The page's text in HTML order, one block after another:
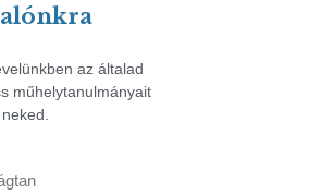
az általad
műhelytanulmányait